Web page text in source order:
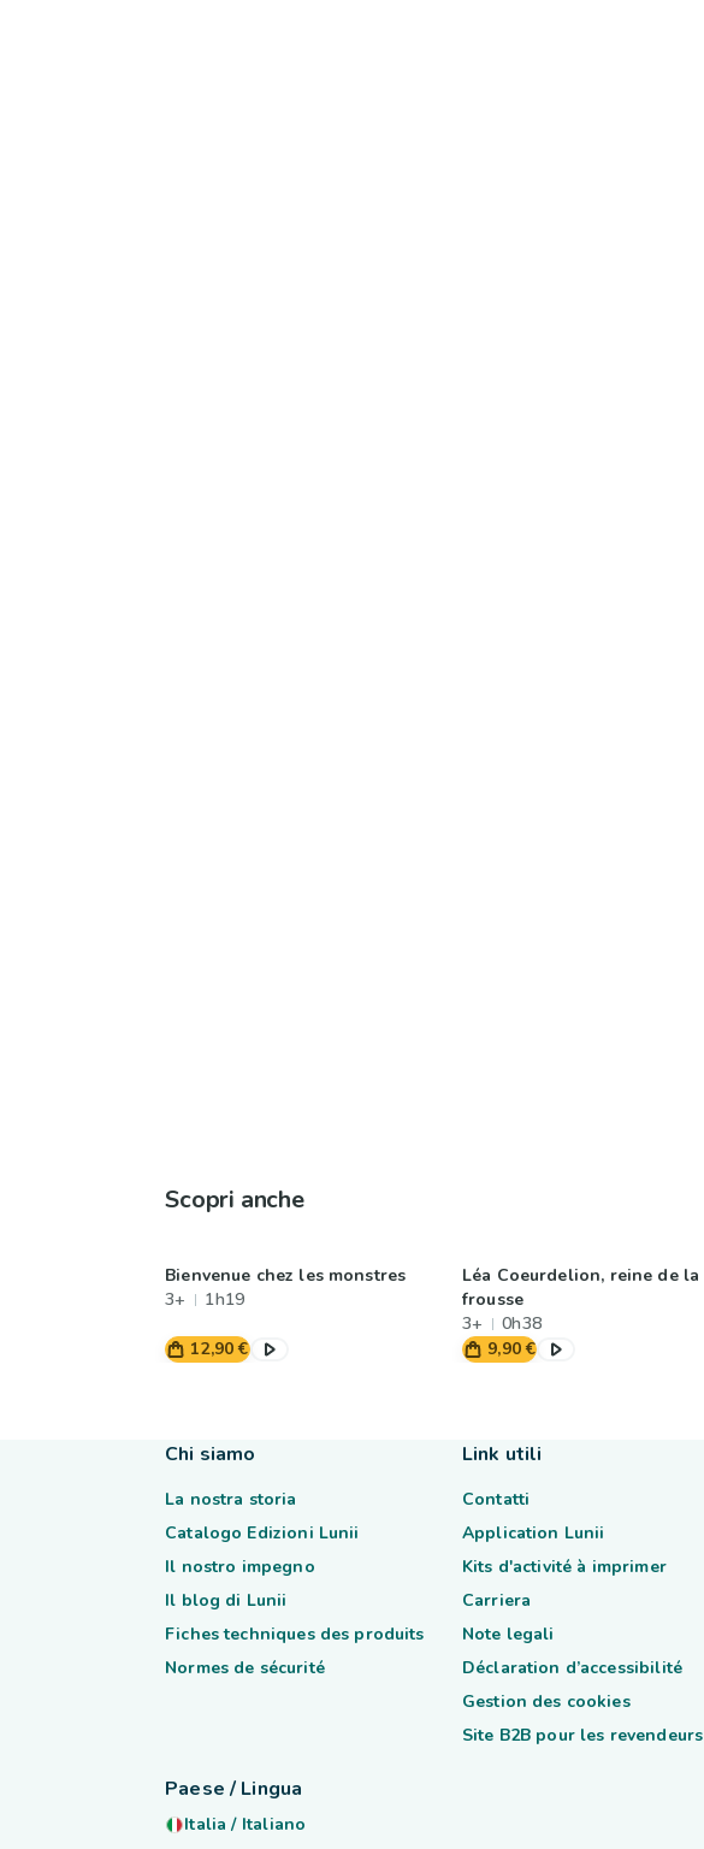
Scopri anche
Bienvenue chez les monstres
3+
1h19
12,90 €
Léa Coeurdelion, reine de la
frousse
3+
0h38
9,90 €
Chi siamo
La nostra storia
Catalogo Edizioni Lunii
Il nostro impegno
Il blog di Lunii
Fiches techniques des produits
Normes de sécurité
Link utili
Contatti
Application Lunii
Kits d'activité à imprimer
Carriera
Note legali
Déclaration d’accessibilité
Gestion des cookies
Site B2B pour les revendeurs
Paese / Lingua
Italia / Italiano